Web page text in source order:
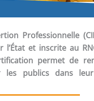
Professionnelle
et inscrite au
permet de
les publics dans